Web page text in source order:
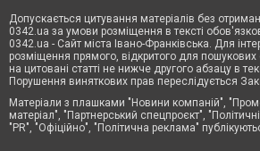
Допускається цитування матеріалів без
0342.ua за умови розміщення в тексті
0342.ua - Сайт міста Івано-Франківська. Для
розміщення прямого, відкритого для
на цитовані статті не нижче другого абзацу в
Порушення виняткових прав переслідується
Матеріали з плашками "Новини компаній",
матеріал", "Партнерський спецпроєкт",
"PR", "Офіційно", "Політична реклама"